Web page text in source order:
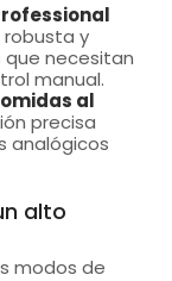
robusta y
necesitan
manual.
al
precisa
analógicos
alto
modos de